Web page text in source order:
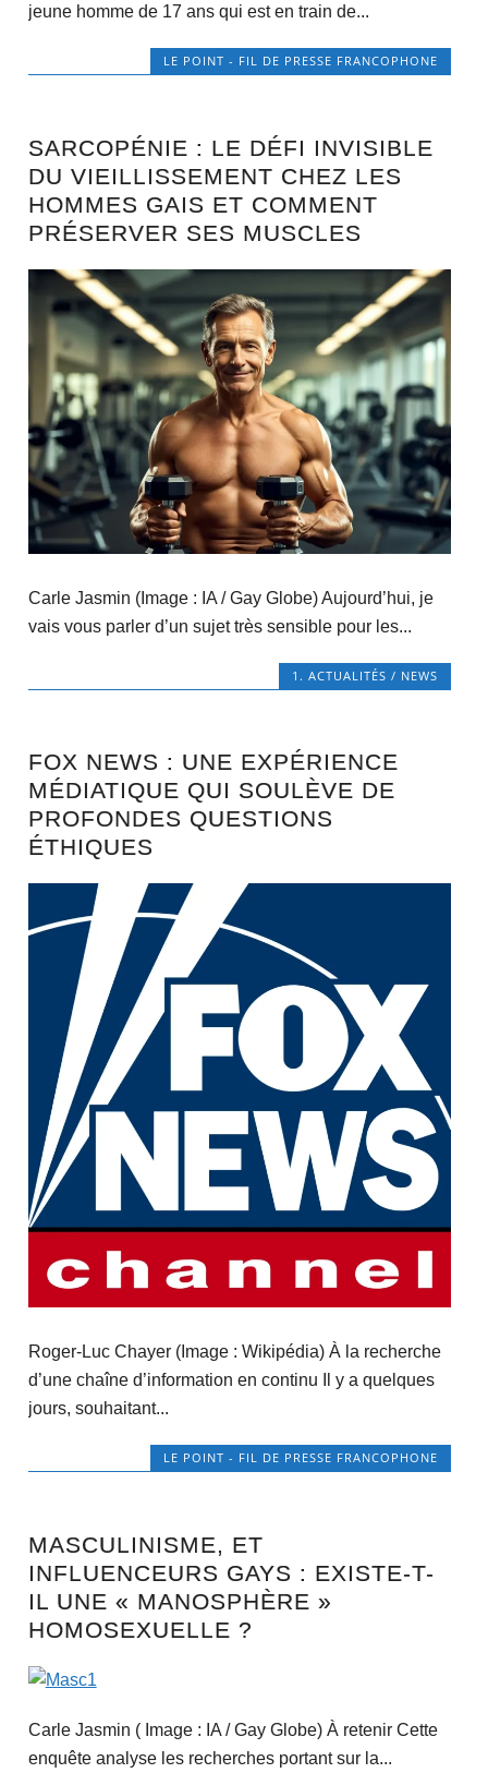
jeune homme de 17 ans qui est en train de...
LE POINT - FIL DE PRESSE FRANCOPHONE
SARCOPÉNIE : LE DÉFI INVISIBLE
DU VIEILLISSEMENT CHEZ LES
HOMMES GAIS ET COMMENT
PRÉSERVER SES MUSCLES
Carle Jasmin (Image : IA / Gay Globe) Aujourd’hui, je
vais vous parler d’un sujet très sensible pour les...
1. ACTUALITÉS / NEWS
FOX NEWS : UNE EXPÉRIENCE
MÉDIATIQUE QUI SOULÈVE DE
PROFONDES QUESTIONS
ÉTHIQUES
Roger-Luc Chayer (Image : Wikipédia) À la recherche
d’une chaîne d’information en continu Il y a quelques
jours, souhaitant...
LE POINT - FIL DE PRESSE FRANCOPHONE
MASCULINISME, ET
INFLUENCEURS GAYS : EXISTE-T-
IL UNE « MANOSPHÈRE »
HOMOSEXUELLE ?
Carle Jasmin ( Image : IA / Gay Globe) À retenir Cette
enquête analyse les recherches portant sur la...